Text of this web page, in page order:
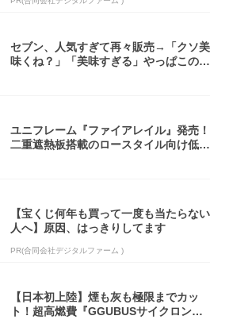
セブン、人気すぎて再々販売→「クソ美
味くね？」「美味すぎる」やっぱこのク
ユニフレーム『ファイアレイル』発売！
二重遮熱板搭載のロースタイル向け低型
【宝くじ何年も買って一度も当たらない
人へ】原因、はっきりしてます
PR(合同会社デジタルファーム )
【日本初上陸】煙も灰も極限までカッ
ト！超高燃費『GGUBUSサイクロン焚